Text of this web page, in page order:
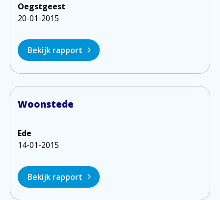
Oegstgeest
20-01-2015
Bekijk rapport
Woonstede
Ede
14-01-2015
Bekijk rapport